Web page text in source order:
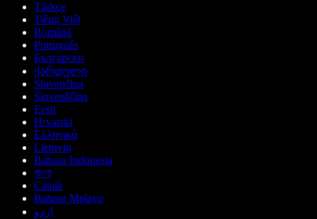
Türkçe
Tiếng Việt
Română
Português
Български
ქართული
Slovenčina
Slovenščina
Eesti
Hrvatski
Ελληνικά
Lietuvių
Bahasa Indonesia
বাংলা
Català
Bahasa Melayu
اردو